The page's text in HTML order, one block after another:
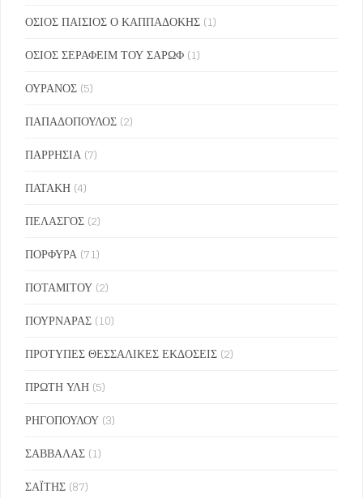
ΟΣΙΟΣ ΠΑΙΣΙΟΣ Ο ΚΑΠΠΑΔΟΚΗΣ (1)
ΟΣΙΟΣ ΣΕΡΑΦΕΙΜ ΤΟΥ ΣΑΡΩΦ (1)
ΟΥΡΑΝΟΣ (5)
ΠΑΠΑΔΟΠΟΥΛΟΣ (2)
ΠΑΡΡΗΣΙΑ (7)
ΠΑΤΑΚΗ (4)
ΠΕΛΑΣΓΟΣ (2)
ΠΟΡΦΥΡΑ (71)
ΠΟΤΑΜΙΤΟΥ (2)
ΠΟΥΡΝΑΡΑΣ (10)
ΠΡΟΤΥΠΕΣ ΘΕΣΣΑΛΙΚΕΣ ΕΚΔΟΣΕΙΣ (2)
ΠΡΩΤΗ ΥΛΗ (5)
ΡΗΓΟΠΟΥΛΟΥ (3)
ΣΑΒΒΑΛΑΣ (1)
ΣΑΪΤΗΣ (87)